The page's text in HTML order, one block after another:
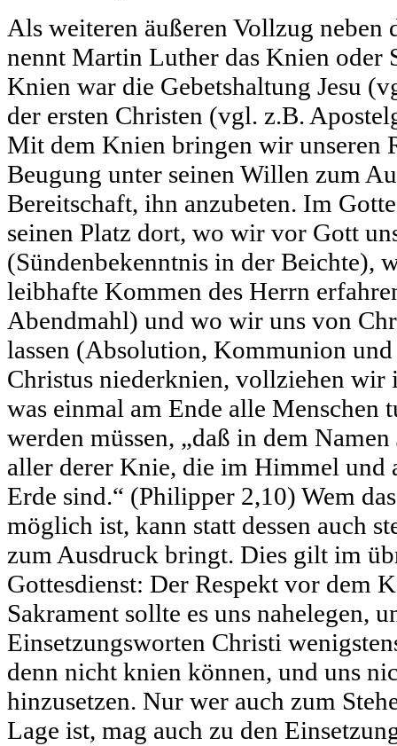
Als weiteren äußeren Vollzug neben
nennt Martin Luther das Knien oder
Knien war die Gebetshaltung Jesu
der ersten Christen (vgl. z.B.
Mit dem Knien bringen wir unseren
Beugung unter seinen Willen zum
Bereitschaft, ihn anzubeten. Im
seinen Platz dort, wo wir vor Gott
(Sündenbekenntnis in der Beichte),
leibhafte Kommen des Herrn
Abendmahl) und wo wir uns von
lassen (Absolution, Kommunion
Christus niederknien, vollziehen wir
was einmal am Ende alle Menschen
werden müssen, „daß in dem
aller derer Knie, die im Himmel und
Erde sind.“ (Philipper 2,10) Wem
möglich ist, kann statt dessen auch
zum Ausdruck bringt. Dies gilt im
Gottesdienst: Der Respekt vor dem
Sakrament sollte es uns nahelegen,
Einsetzungsworten Christi
denn nicht knien können, und uns
hinzusetzen. Nur wer auch zum
Lage ist, mag auch zu den